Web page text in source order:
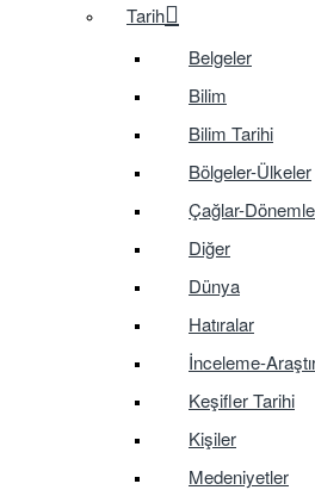
Tarih
Belgeler
Bilim
Bilim Tarihi
Bölgeler-Ülkeler
Çağlar-
Diğer
Dünya
Hatıralar
İnceleme-
Keşifler Tarihi
Kişiler
Medeniyetler